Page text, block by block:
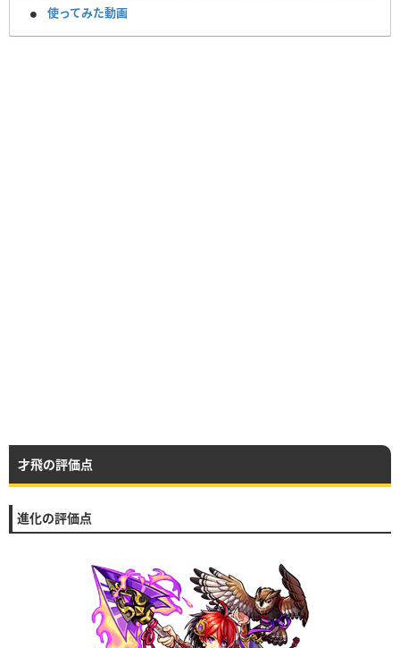
使ってみた動画
才飛の評価点
進化の評価点